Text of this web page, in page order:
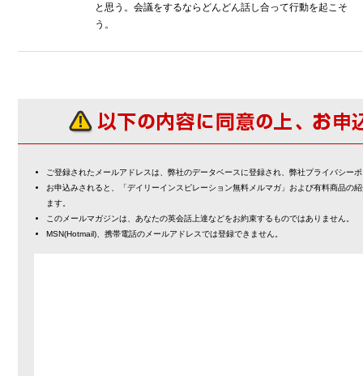
と思う。会議をするならどんどん話し合って行動を起こそ
う。
ご登録されたメールアドレスは、弊社のデータベースに登録され、弊社プライバシー
お申込みされると、「デイリーインスピレーション無料メルマガ」および有料商品の
ます。
このメールマガジンは、あなたの英会話上達などをお約束するものではありません。
MSN(Hotmail)、携帯電話のメールアドレスでは登録できません。